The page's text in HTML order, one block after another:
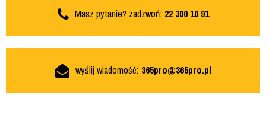
Masz pytanie? zadzwoń: 22 300 10 91
wyślij wiadomość: 365pro@365pro.pl